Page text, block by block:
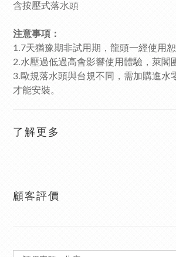
含按壓式落水頭
注意事項：
1.7天猶豫期非試用期，龍頭一經使用恕
2.水壓過低過高會影響使用體驗，萊閣
3.歐規落水頭與台規不同，需加購進水
才能安裝。
了解更多
顧客評價